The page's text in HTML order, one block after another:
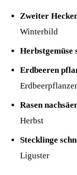
Zweiter
Winterbild
Herbstgemüse
Erdbeeren
Rasen
Herbst
Stecklinge
Liguster